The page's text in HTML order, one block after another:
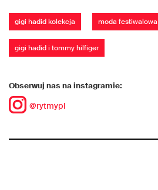
gigi hadid kolekcja moda festiwalowa
gigi hadid i tommy hilfiger
Obserwuj nas na instagramie:
@rytmypl